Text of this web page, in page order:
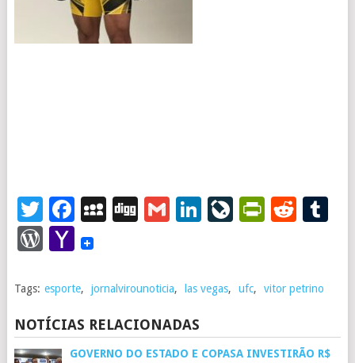
Twitter
Facebook
MySpace
DiggGmailLinkedIn
WordPress
Yahoo
Tags: esporte, jornalvirounoticia, las vegas, ufc, vitor petrino
NOTÍCIAS RELACIONADAS
GOVERNO DO ESTADO E COPASA INVESTIRÃO R$